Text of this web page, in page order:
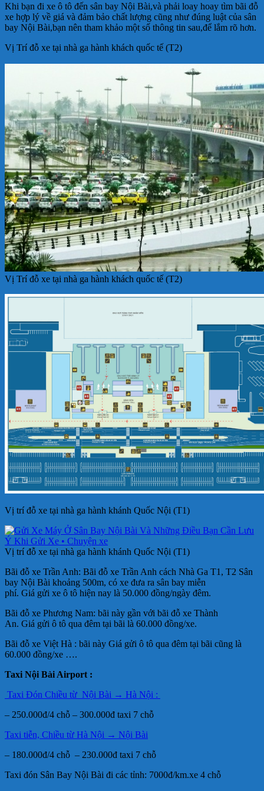
Khi bạn đi xe ô tô đến sân bay Nội Bài,và phải loay hoay tìm bãi đỗ
xe hợp lý về giá và đảm bảo chất lượng cũng như đúng luật của sân
bay Nội Bài,bạn nên tham khảo một số thông tin sau,để lắm rõ hơn.
Vị Trí đỗ xe tại nhà ga hành khách quốc tế (T2)
Vị Trí đỗ xe tại nhà ga hành khách quốc tế (T2)
Vị trí đỗ xe tại nhà ga hành khánh Quốc Nội (T1)
Vị trí đỗ xe tại nhà ga hành khánh Quốc Nội (T1)
Bãi đỗ xe Trần Anh: Bãi đỗ xe Trần Anh cách Nhà Ga T1, T2 Sân
bay Nội Bài khoảng 500m, có xe đưa ra sân bay miễn
phí. Giá gửi xe ô tô hiện nay là 50.000 đồng/ngày đêm.
Bãi đỗ xe Phương Nam: bãi này gần với bãi đỗ xe Thành
An. Giá gửi ô tô qua đêm tại bãi là 60.000 đồng/xe.
Bãi đỗ xe Việt Hà : bãi này Giá gửi ô tô qua đêm tại bãi cũng là
60.000 đồng/xe ….
Taxi Nội Bài Airport :
Taxi Đón Chiều từ Nội Bài → Hà Nội :
– 250.000đ/4 chỗ – 300.000đ taxi 7 chỗ
Taxi tiễn, Chiều từ Hà Nội → Nội Bài
– 180.000đ/4 chỗ – 230.000đ taxi 7 chỗ
Taxi đón Sân Bay Nội Bài đi các tỉnh: 7000đ/km.xe 4 chỗ